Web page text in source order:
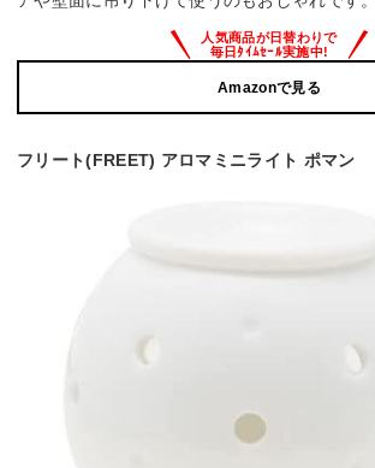
Amazonで見る
フリート(FREET) アロマミニライト ポマン